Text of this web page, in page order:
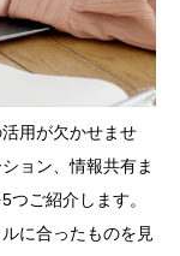
用が欠かせませ
ョン、情報共有ま
ご紹介します。
に合ったものを見